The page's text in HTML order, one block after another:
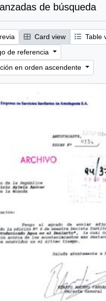
de búsqueda
Card view
Table
de referencia
en orden ascendente